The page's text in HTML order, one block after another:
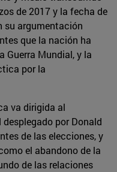
de 2017 y la fecha de
su argumentación
que la nación ha
Guerra Mundial, y la
por la
va dirigida al
por Donald
de las elecciones, y
el abandono de la
de las relaciones